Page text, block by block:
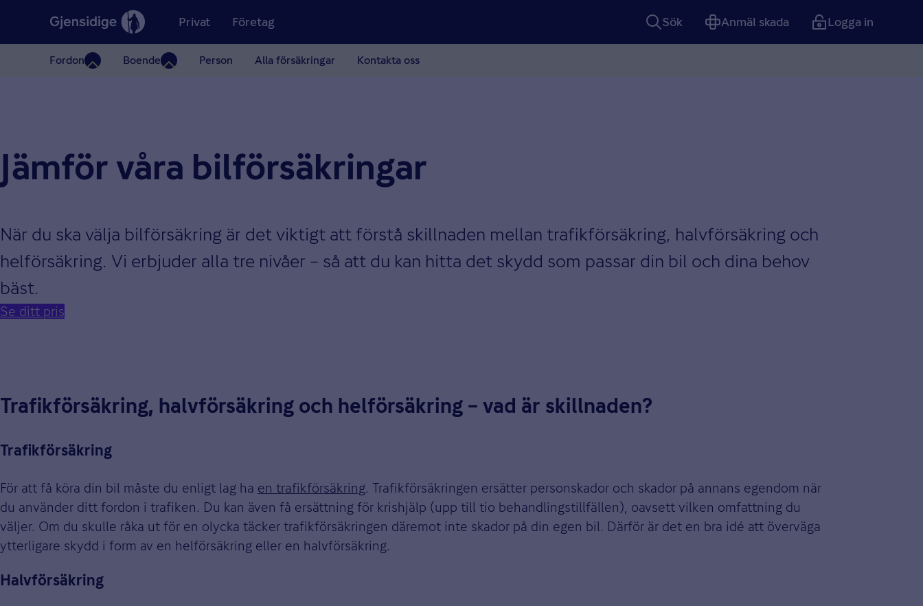
Privat
Fordon Boende Person Alla försäkringar Kontakta oss
Företag Sök Anmäl skada Logga in
Jämför våra bilförsäkringar
När du ska välja bilförsäkring är det viktigt att förstå skillnaden mellan trafikförsäkring, halvförsäkring och
helförsäkring. Vi erbjuder alla tre nivåer – så att du kan hitta det skydd som passar din bil och dina behov
bäst.
Se ditt pris
Trafikförsäkring, halvförsäkring och helförsäkring – vad är skillnaden?
Trafikförsäkring
För att få köra din bil måste du enligt lag ha en trafikförsäkring. Trafikförsäkringen ersätter personskador och skador på annans egendom när
du använder ditt fordon i trafiken. Du kan även få ersättning för krishjälp (upp till tio behandlingstillfällen), oavsett vilken omfattning du
väljer. Om du skulle råka ut för en olycka täcker trafikförsäkringen däremot inte skador på din egen bil. Därför är det en bra idé att överväga
ytterligare skydd i form av en helförsäkring eller en halvförsäkring.
Halvförsäkring